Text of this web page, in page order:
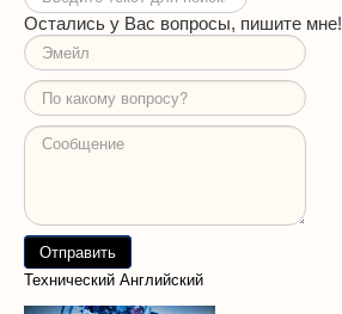
Остались у Вас вопросы, пишите мне!
Технический Английский